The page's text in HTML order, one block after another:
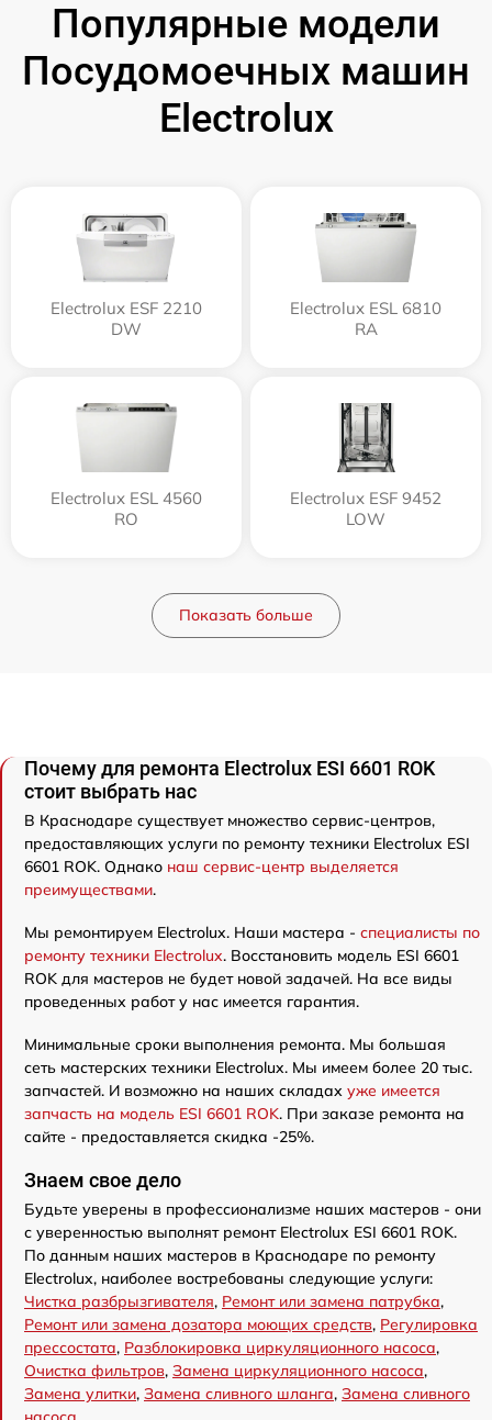
Популярные модели
Посудомоечных машин
Electrolux
Electrolux ESF 2210
DW
Electrolux ESL 6810
RA
Electrolux ESL 4560
RO
Electrolux ESF 9452
LOW
Показать больше
Почему для ремонта Electrolux ESI 6601 ROK
стоит выбрать нас
В Краснодаре существует множество сервис-центров,
предоставляющих услуги по ремонту техники Electrolux ESI
6601 ROK. Однако наш сервис-центр выделяется
преимуществами.
Мы ремонтируем Electrolux. Наши мастера - специалисты по
ремонту техники Electrolux. Восстановить модель ESI 6601
ROK для мастеров не будет новой задачей. На все виды
проведенных работ у нас имеется гарантия.
Минимальные сроки выполнения ремонта. Мы большая
сеть мастерских техники Electrolux. Мы имеем более 20 тыс.
запчастей. И возможно на наших складах уже имеется
запчасть на модель ESI 6601 ROK. При заказе ремонта на
сайте - предоставляется скидка -25%.
Знаем свое дело
Будьте уверены в профессионализме наших мастеров - они
с уверенностью выполнят ремонт Electrolux ESI 6601 ROK.
По данным наших мастеров в Краснодаре по ремонту
Electrolux, наиболее востребованы следующие услуги:
Чистка разбрызгивателя, Ремонт или замена патрубка,
Ремонт или замена дозатора моющих средств, Регулировка
прессостата, Разблокировка циркуляционного насоса,
Очистка фильтров, Замена циркуляционного насоса,
Замена улитки, Замена сливного шланга, Замена сливного